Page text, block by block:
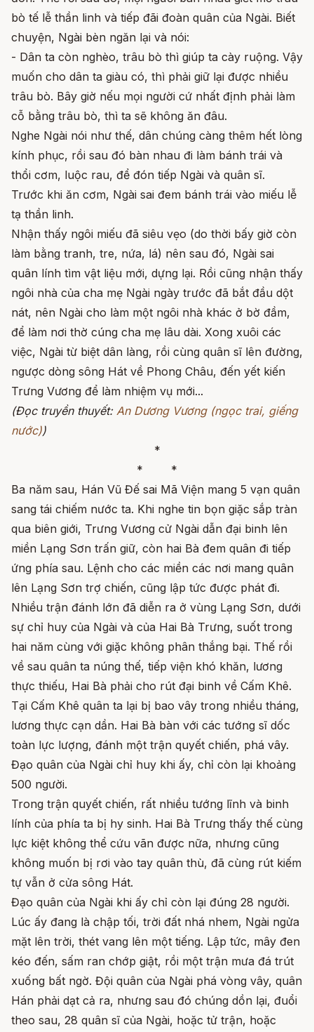
bò tế lễ thần linh và tiếp đãi đoàn quân của Ngài. Biết
chuyện, Ngài bèn ngăn lại và nói:
- Dân ta còn nghèo, trâu bò thì giúp ta cày ruộng. Vậy
muốn cho dân ta giàu có, thì phải giữ lại được nhiều
trâu bò. Bây giờ nếu mọi người cứ nhất định phải làm
cỗ bằng trâu bò, thì ta sẽ không ăn đâu.
Nghe Ngài nói như thế, dân chúng càng thêm hết lòng
kính phục, rồi sau đó bàn nhau đi làm bánh trái và
thổi cơm, luộc rau, để đón tiếp Ngài và quân sĩ.
Trước khi ăn cơm, Ngài sai đem bánh trái vào miếu lễ
tạ thần linh.
Nhận thấy ngôi miếu đã siêu vẹo (do thời bấy giờ còn
làm bằng tranh, tre, nứa, lá) nên sau đó, Ngài sai
quân lính tìm vật liệu mới, dựng lại. Rồi cũng nhận thấy
ngôi nhà của cha mẹ Ngài ngày trước đã bắt đầu dột
nát, nên Ngài cho làm một ngôi nhà khác ở bờ đầm,
để làm nơi thờ cúng cha mẹ lâu dài. Xong xuôi các
việc, Ngài từ biệt dân làng, rồi cùng quân sĩ lên đường,
ngược dòng sông Hát về Phong Châu, đến yết kiến
Trưng Vương để làm nhiệm vụ mới...
(Đọc truyền thuyết: An Dương Vương (ngọc trai, giếng
nước))
*
* *
Ba năm sau, Hán Vũ Đế sai Mã Viện mang 5 vạn quân
sang tái chiếm nước ta. Khi nghe tin bọn giặc sắp tràn
qua biên giới, Trưng Vương cử Ngài dẫn đại binh lên
miền Lạng Sơn trấn giữ, còn hai Bà đem quân đi tiếp
ứng phía sau. Lệnh cho các miền các nơi mang quân
lên Lạng Sơn trợ chiến, cũng lập tức được phát đi.
Nhiều trận đánh lớn đã diễn ra ở vùng Lạng Sơn, dưới
sự chỉ huy của Ngài và của Hai Bà Trưng, suốt trong
hai năm cùng với giặc không phân thắng bại. Thế rồi
về sau quân ta núng thế, tiếp viện khó khăn, lương
thực thiếu, Hai Bà phải cho rút đại binh về Cấm Khê.
Tại Cấm Khê quân ta lại bị bao vây trong nhiều tháng,
lương thực cạn dần. Hai Bà bàn với các tướng sĩ dốc
toàn lực lượng, đánh một trận quyết chiến, phá vây.
Đạo quân của Ngài chỉ huy khi ấy, chỉ còn lại khoảng
500 người.
Trong trận quyết chiến, rất nhiều tướng lĩnh và binh
lính của phía ta bị hy sinh. Hai Bà Trưng thấy thế cùng
lực kiệt không thể cứu vãn được nữa, nhưng cũng
không muốn bị rơi vào tay quân thù, đã cùng rút kiếm
tự vẫn ở cửa sông Hát.
Đạo quân của Ngài khi ấy chỉ còn lại đúng 28 người.
Lúc ấy đang là chập tối, trời đất nhá nhem, Ngài ngửa
mặt lên trời, thét vang lên một tiếng. Lập tức, mây đen
kéo đến, sấm ran chớp giật, rồi một trận mưa đá trút
xuống bất ngờ. Đội quân của Ngài phá vòng vây, quân
Hán phải dạt cả ra, nhưng sau đó chúng dồn lại, đuổi
theo sau, 28 quân sĩ của Ngài, hoặc tử trận, hoặc